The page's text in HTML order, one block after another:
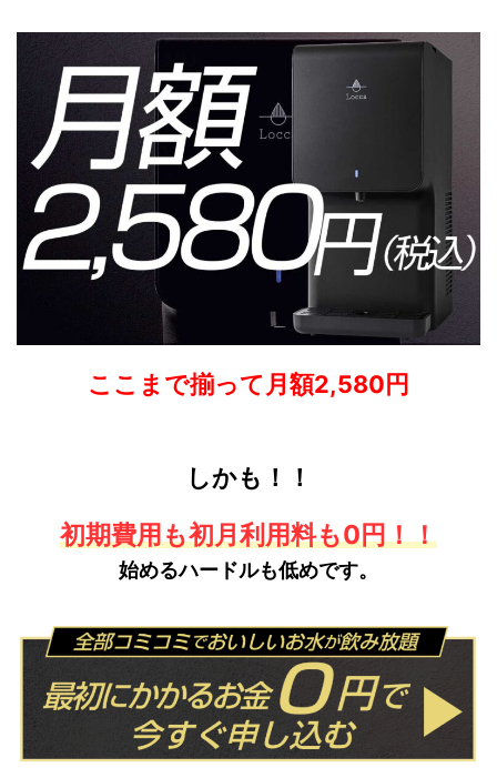
ここまで揃って月額2,580円
しかも！！
初期費用も初月利用料も0円！！
始めるハードルも低めです。